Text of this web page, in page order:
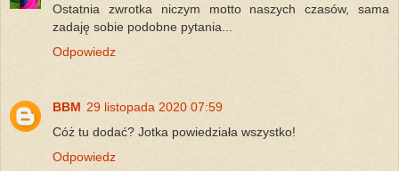
Ostatnia zwrotka niczym motto naszych czasów, sama
zadaję sobie podobne pytania...
Odpowiedz
BBM 29 listopada 2020 07:59
Cóż tu dodać? Jotka powiedziała wszystko!
Odpowiedz